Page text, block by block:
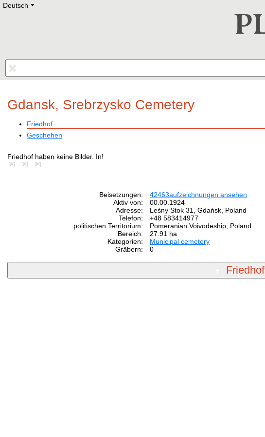
Deutsch E
Deutsch
Polski
Hebrew
Gdansk, Srebrzysko Cemetery
Friedhof
Geschehen
Friedhof haben keine Bilder. In!
Beisetzungen:
42463aufzeichnungen ansehen
Aktiv von:
00.00.1924
Adresse:
Leśny Stok 31, Gdańsk, Poland
Telefon:
+48 583414977
politischen Territorium:
Pomeranian Voivodeship, Poland
Bereich:
27.91 ha
Kategorien:
Municipal cemetery
Gräbern:
0
Friedhof